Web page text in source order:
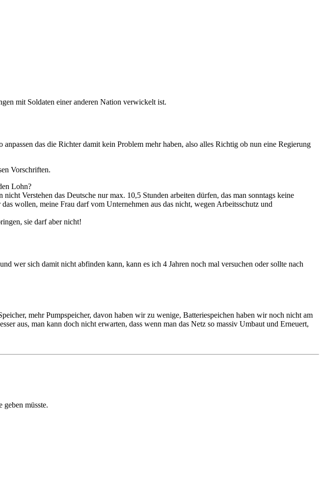
mit Soldaten einer anderen Nation verwickelt ist.
das die Richter damit kein Problem mehr haben, also alles Richtig ob nun eine Regierung
Vorschriften.
Lohn?
Verstehen das Deutsche nur max. 10,5 Stunden arbeiten dürfen, das man sonntags keine
wollen, meine Frau darf vom Unternehmen aus das nicht, wegen Arbeitsschutz und
sie darf aber nicht!
wer sich damit nicht abfinden kann, kann es ich 4 Jahren noch mal versuchen oder sollte nach
mehr Pumpspeicher, davon haben wir zu wenige, Batteriespeichen haben wir noch nicht am
aus, man kann doch nicht erwarten, dass wenn man das Netz so massiv Umbaut und Erneuert,
müsste.